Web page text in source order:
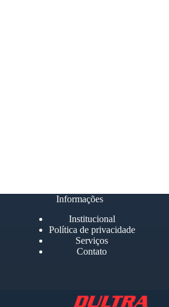
Informações
Institucional
Política de privacidade
Serviços
Contato